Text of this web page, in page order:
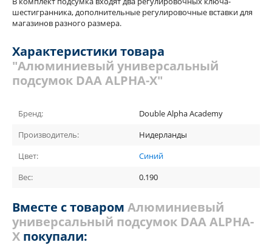
шестигранника, дополнительные регулировочные вставки для
магазинов разного размера.
Характеристики товара
"Алюминиевый универсальный
подсумок DAA ALPHA-X"
Бренд:
Double Alpha Academy
Производитель:
Нидерланды
Цвет:
Синий
Вес:
0.190
Вместе с товаром Алюминиевый
универсальный подсумок DAA ALPHA-
X покупали: